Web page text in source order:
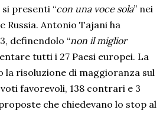
si presenti “con una voce sola” nei
Antonio Tajani ha
definendolo “non il miglior
tutti i 27 Paesi europei. La
la risoluzione di maggioranza sul
favorevoli, 138 contrari e 3
che chiedevano lo stop al